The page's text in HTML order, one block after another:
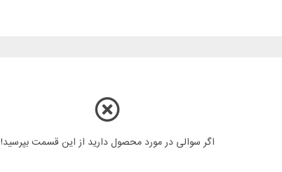
اگر سوالی در مورد محصول دارید از این قسمت بپرسید!